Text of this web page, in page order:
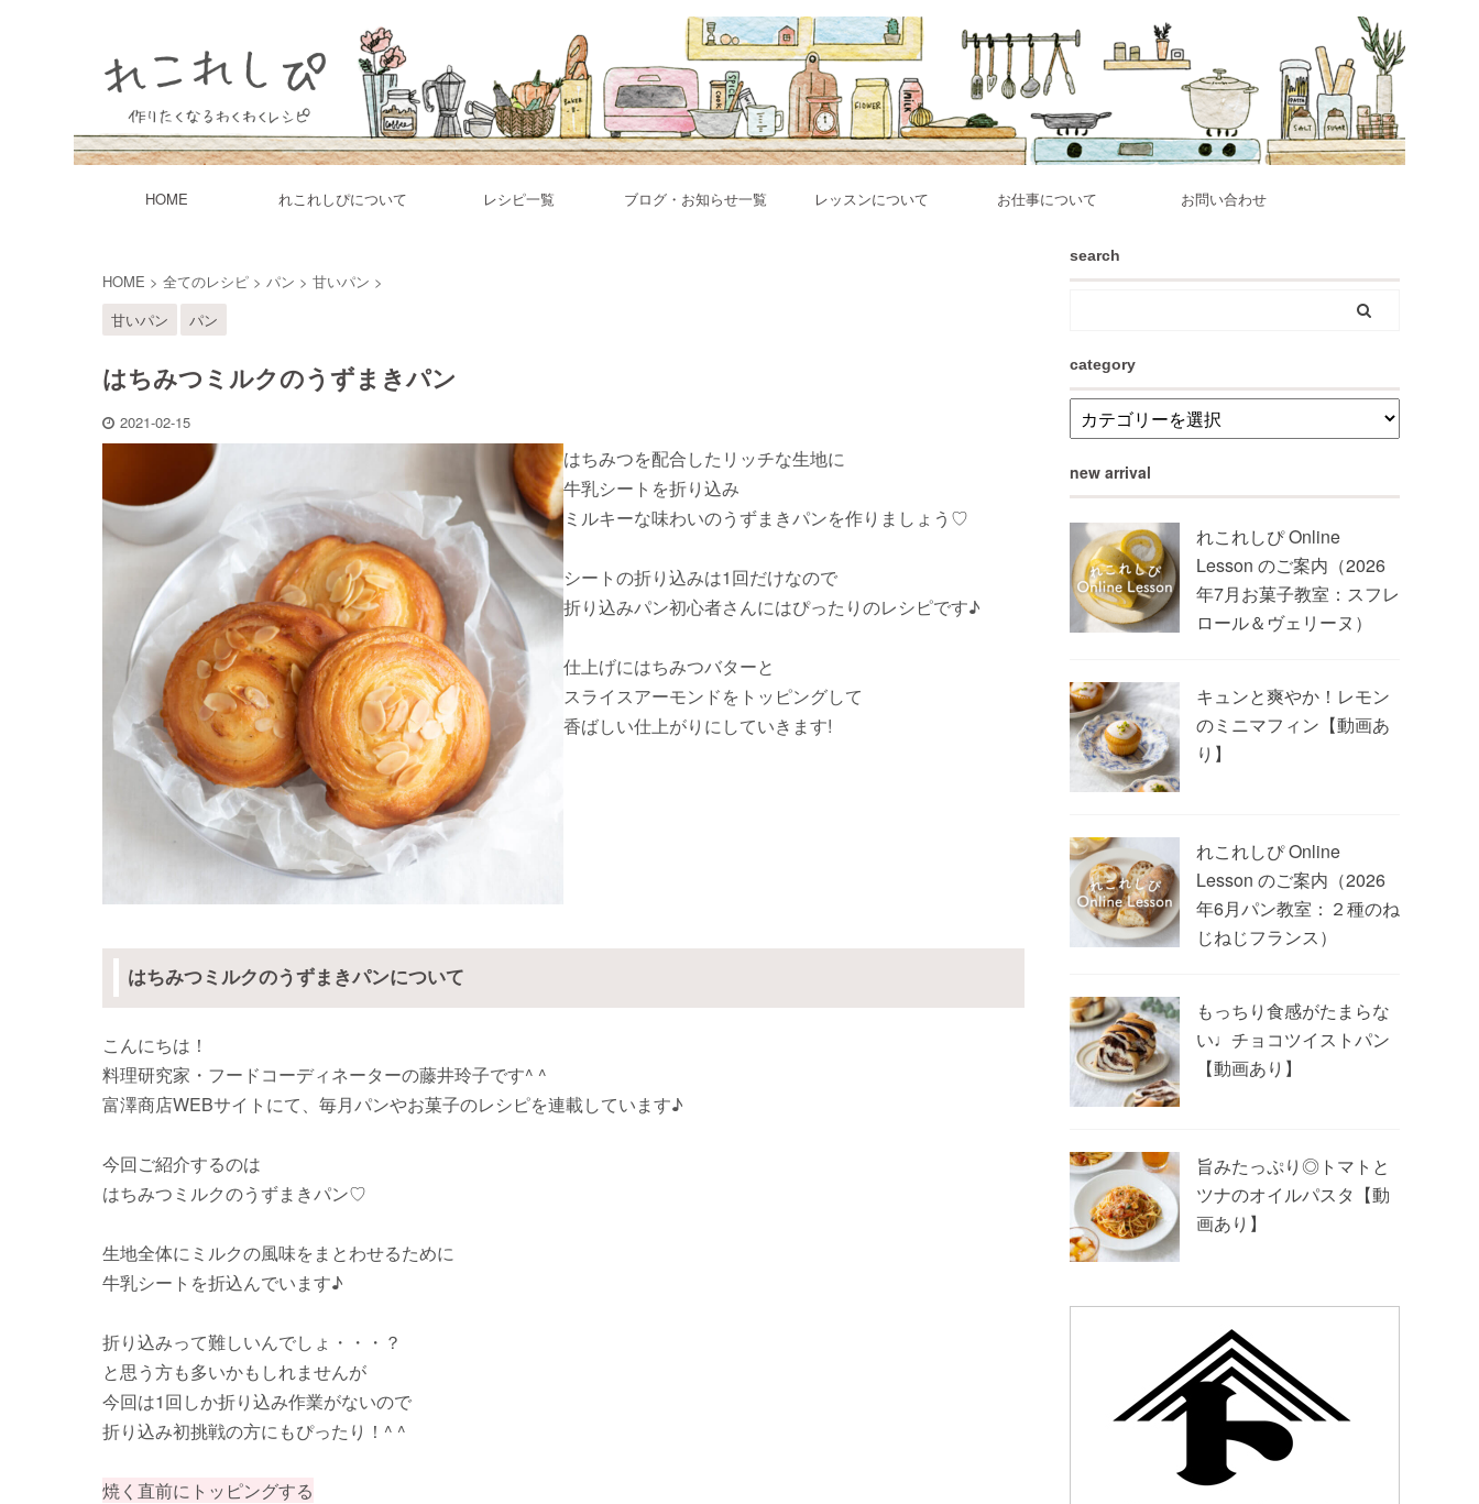
HOME れこれしぴについて レシピ一覧 ブログ・お知らせ一覧 レッスンについて お仕事について お問い合わせ
HOME > 全てのレシピ > パン > 甘いパン >
甘いパン
パン
はちみつミルクのうずまきパン
2021-02-15
はちみつを配合したリッチな生地に
牛乳シートを折り込み
ミルキーな味わいのうずまきパンを作りましょう♡
シートの折り込みは1回だけなので
折り込みパン初心者さんにはぴったりのレシピです♪
仕上げにはちみつバターと
スライスアーモンドをトッピングして
香ばしい仕上がりにしていきます!
はちみつミルクのうずまきパンについて
こんにちは！
料理研究家・フードコーディネーターの藤井玲子です^ ^
富澤商店WEBサイトにて、毎月パンやお菓子のレシピを連載しています♪
今回ご紹介するのは
はちみつミルクのうずまきパン♡
生地全体にミルクの風味をまとわせるために
牛乳シートを折込んでいます♪
折り込みって難しいんでしょ・・・？
と思う方も多いかもしれませんが
今回は1回しか折り込み作業がないので
折り込み初挑戦の方にもぴったり！^ ^
焼く直前にトッピングする
search
category
new arrival
れこれしぴ Online
Lesson のご案内（2026
年7月お菓子教室：スフレ
ロール＆ヴェリーヌ）
キュンと爽やか！レモン
のミニマフィン【動画あ
り】
れこれしぴ Online
Lesson のご案内（2026
年6月パン教室：２種のね
じねじフランス）
もっちり食感がたまらな
い♩チョコツイストパン
【動画あり】
旨みたっぷり◎トマトと
ツナのオイルパスタ【動
画あり】